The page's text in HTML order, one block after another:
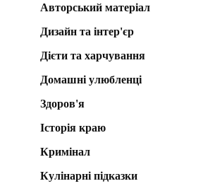
Авторський матеріал
Дизайн та інтер'єр
Дієти та харчування
Домашні улюбленці
Здоров'я
Історія краю
Кримінал
Кулінарні підказки